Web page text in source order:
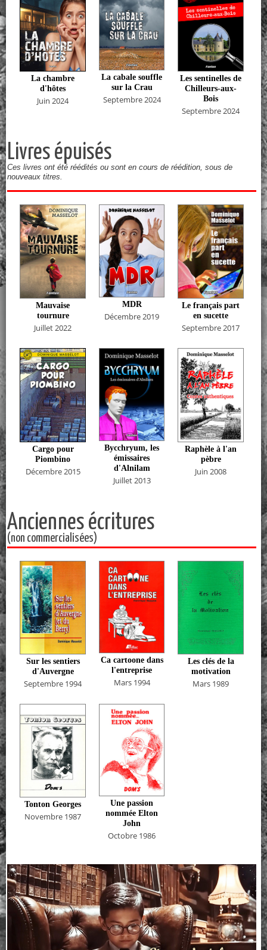
La chambre
d'hôtes
Juin 2024
La cabale souffle
sur la Crau
Septembre 2024
Les sentinelles de
Chilleurs-aux-
Bois
Septembre 2024
Livres épuisés
Ces livres ont été réédités ou sont en cours de réédition, sous de
nouveaux titres.
Mauvaise
tournure
Juillet 2022
MDR
Décembre 2019
Le français part
en sucette
Septembre 2017
Cargo pour
Piombino
Décembre 2015
Bycchryum, les
émissaires
d'Alnilam
Juillet 2013
Raphèle à l'an
pèbre
Juin 2008
Anciennes écritures
(non commercialisées)
Sur les sentiers
d'Auvergne
Septembre 1994
Ca cartoone dans
l'entreprise
Mars 1994
Les clés de la
motivation
Mars 1989
Tonton Georges
Novembre 1987
Une passion
nommée Elton
John
Octobre 1986